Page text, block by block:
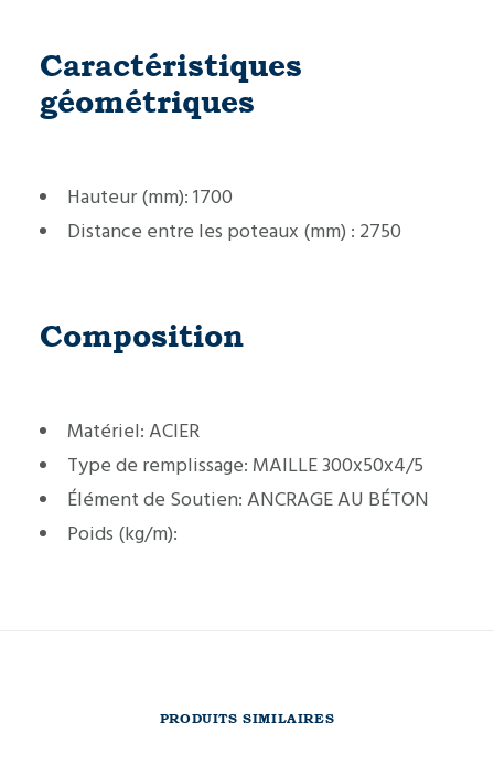
Caractéristiques
géométriques
Hauteur (mm): 1700
Distance entre les poteaux (mm) : 2750
Composition
Matériel: ACIER
Type de remplissage: MAILLE 300x50x4/5
Élément de Soutien: ANCRAGE AU BÉTON
Poids (kg/m):
PRODUITS SIMILAIRES